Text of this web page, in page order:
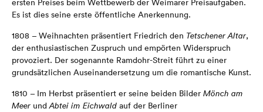
ersten Preises beim Wettbewerb der Weimarer Preisaufgaben.
Es ist dies seine erste öffentliche Anerkennung.
1808 – Weihnachten präsentiert Friedrich den Tetschener Altar,
der enthusiastischen Zuspruch und empörten Widerspruch
provoziert. Der sogenannte Ramdohr-Streit führt zu einer
grundsätzlichen Auseinandersetzung um die romantische Kunst.
1810 – Im Herbst präsentiert er seine beiden Bilder Mönch am
Meer undAbtei im Eichwald auf der Berliner